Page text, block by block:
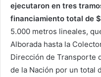
ejecutaron en tres
financiamiento total de
5.000 metros lineales,
Alborada hasta la
Dirección de Transporte
de la Nación por un total